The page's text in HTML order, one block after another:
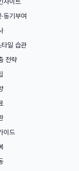
동기부여
타일 습관
전략
이드